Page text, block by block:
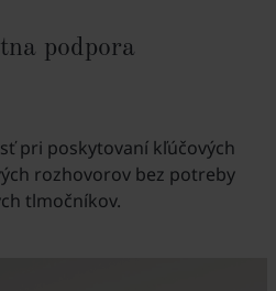
podpora
pri poskytovaní kľúčových
rozhovorov bez potreby
tlmočníkov.